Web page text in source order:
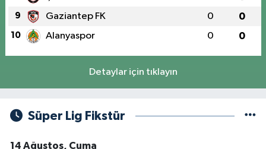
9 Gaziantep FK 0 0
10 Alanyaspor 0 0
Detaylar için tıklayın
Süper Lig Fikstür
14 Ağustos, Cuma